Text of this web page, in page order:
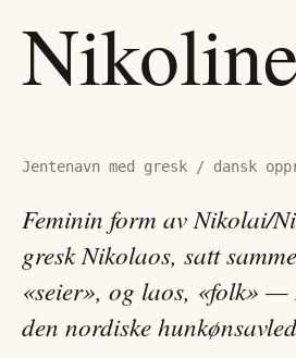
Nikoline
Jentenavn med gresk / dansk
Feminin form av Nikolai/
gresk Nikolaos, satt
«seier», og laos, «folk»
den nordiske